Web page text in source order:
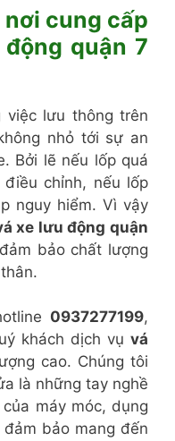
cung cấp
quận 7
lưu thông trên
nhỏ tới sự an
Bởi lẽ nếu lốp quá
chỉnh, nếu lốp
nguy hiểm. Vì vậy
xe lưu động quận
bảo chất lượng
0937277199,
khách dịch vụ vá
cao. Chúng tôi
là những tay nghề
máy móc, dụng
bảo mang đến